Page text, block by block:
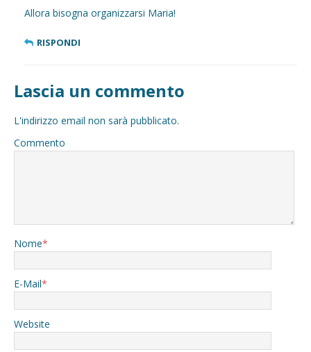
Allora bisogna organizzarsi Maria!
RISPONDI
Lascia un commento
L'indirizzo email non sarà pubblicato.
Commento
Nome*
E-Mail*
Website